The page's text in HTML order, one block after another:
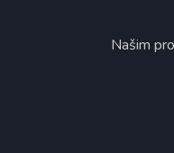
Našim